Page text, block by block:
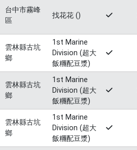
台中市霧峰
區
找花花 ()
雲林縣古坑
鄉
1st Marine
Division (超大
飯糰配豆漿)
雲林縣古坑
鄉
1st Marine
Division (超大
飯糰配豆漿)
雲林縣古坑
鄉
1st Marine
Division (超大
飯糰配豆漿)